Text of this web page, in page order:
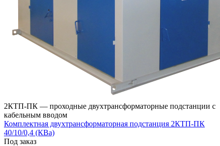
2КТП-ПК — проходные двухтрансформаторные подстанции с
кабельным вводом
Комплектная двухтрансформаторная подстанция 2КТП-ПК
40/10/0,4 (КВа)
Под заказ